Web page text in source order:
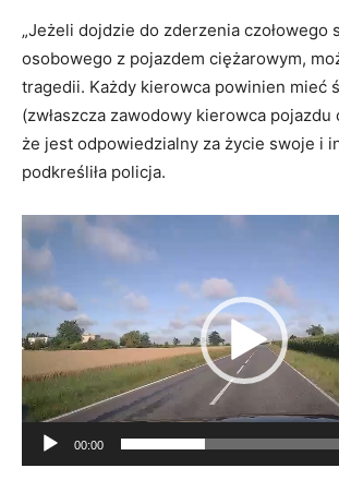
„Jeżeli dojdzie do zderzenia czołowego
osobowego z pojazdem ciężarowym,
tragedii. Każdy kierowca powinien mieć
(zwłaszcza zawodowy kierowca pojazdu
że jest odpowiedzialny za życie swoje i
podkreśliła policja.
O
w
a
z
a
00:00